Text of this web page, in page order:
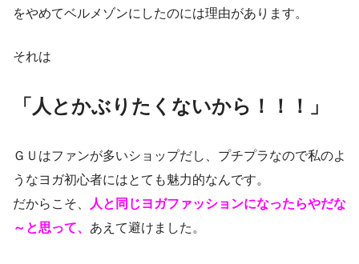
をやめてベルメゾンにしたのには理由があります。
それは
「人とかぶりたくないから！！！」
ＧＵはファンが多いショップだし、プチプラなので私のよ
うなヨガ初心者にはとても魅力的なんです。
だからこそ、
人と同じヨガファッションになったらやだな
～と思って、 あえて避けました。